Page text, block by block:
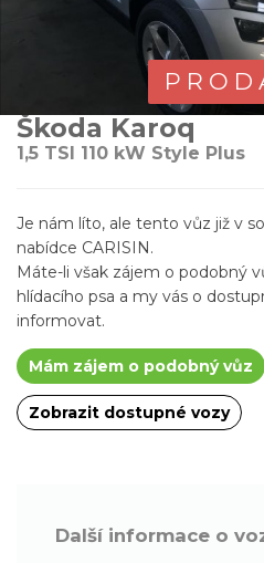
Škoda Karoq
1,5 TSI 110 kW Style Plus
Je nám líto, ale tento vůz již v
nabídce CARISIN.
Máte-li však zájem o podobný
hlídacího psa a my vás o
informovat.
Mám zájem o podobný vůz
Zobrazit dostupné vozy
Další informace o